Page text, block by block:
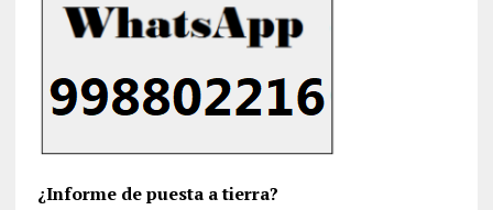
¿Informe de puesta a tierra?